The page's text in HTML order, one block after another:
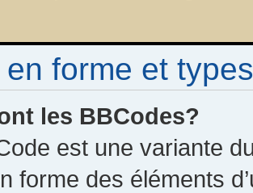
en forme et
les BBCodes?
est une variante
forme des éléments